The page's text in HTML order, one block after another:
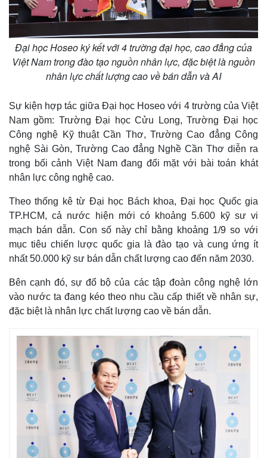
Đại học Hoseo ký kết với 4 trường đại học, cao đẳng của
Việt Nam trong đào tạo nguồn nhân lực, đặc biệt là nguồn
nhân lực chất lượng cao về bán dẫn và AI
Sự kiện hợp tác giữa Đại học Hoseo với 4 trường của Việt
Nam gồm: Trường Đại học Cửu Long, Trường Đại học
Công nghệ Kỹ thuật Cần Thơ, Trường Cao đẳng Công
nghệ Sài Gòn, Trường Cao đẳng Nghề Cần Thơ diễn ra
trong bối cảnh Việt Nam đang đối mặt với bài toán khát
nhân lực công nghệ cao.
Theo thống kê từ Đại học Bách khoa, Đại học Quốc gia
TP.HCM, cả nước hiện mới có khoảng 5.600 kỹ sư vi
mạch bán dẫn. Con số này chỉ bằng khoảng 1/9 so với
mục tiêu chiến lược quốc gia là đào tạo và cung ứng ít
nhất 50.000 kỹ sư bán dẫn chất lượng cao đến năm 2030.
Bên cạnh đó, sự đổ bộ của các tập đoàn công nghệ lớn
vào nước ta đang kéo theo nhu cầu cấp thiết về nhân sự,
đặc biệt là nhân lực chất lượng cao về bán dẫn.